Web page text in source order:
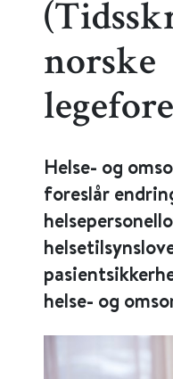
norske
Helse- og
foreslår
helse- og